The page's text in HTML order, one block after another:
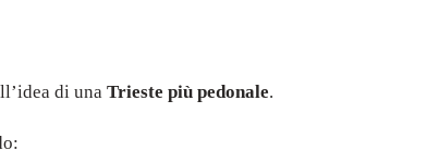
di una Trieste più pedonale.